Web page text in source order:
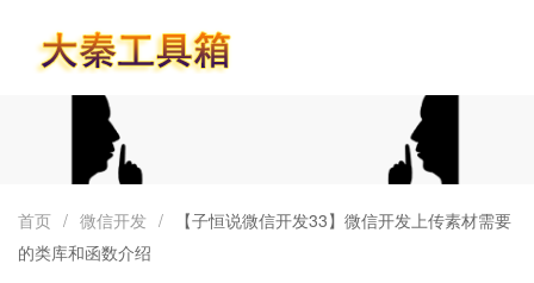
首页 / 微信开发 /
【子恒说微信开发33】微信开发上传素材需要
的类库和函数介绍